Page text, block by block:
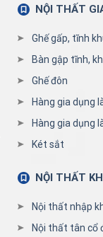
NỘI THẤT
Ghế gấp, tĩnh
Bàn gập tĩnh,
Ghế đôn
Hàng gia dụng
Hàng gia dụng
Két sắt
NỘI THẤT
Nội thất nhập
Nội thất tân cổ